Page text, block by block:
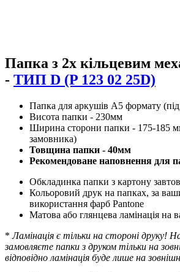
Папка з 2х кільцевим
- ТИП D (P 123 02 25D)
Папка для аркушів А5 формату
Висота папки - 230мм
Ширина сторони папки - 175-185
замовника)
Товщина папки - 40мм
Рекомендоване наповнення для
Обкладинка папки з картону
Кольоровий друк на папках, за
використання фарб Pantone
Матова або глянцева ламінація на
*Ламінація є тільки на стороні друку!
замовляєте папки з друком тільки на
відповідно ламінація буде лише на